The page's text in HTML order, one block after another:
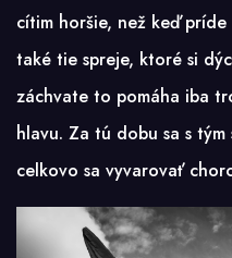
cítim horšie, než keď príde
také tie spreje, ktoré si
záchvate to pomáha iba
hlavu. Za tú dobu sa s
celkovo sa vyvarovať